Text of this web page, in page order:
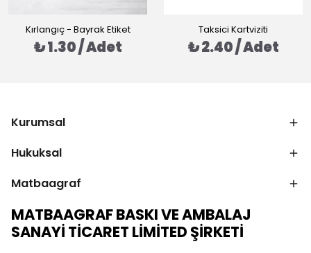
Kırlangıç - Bayrak Etiket
₺ 1.30 / Adet
Taksici Kartviziti
₺ 2.40 / Adet
Kurumsal
Hukuksal
Matbaagraf
MATBAAGRAF BASKI VE AMBALAJ
SANAYİ TİCARET LİMİTED ŞİRKETİ